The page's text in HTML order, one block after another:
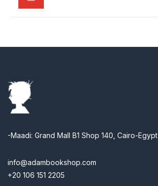
-Maadi: Grand Mall B1 Shop 140, Cairo-Egypt
info@adambookshop.com
+20 106 151 2205